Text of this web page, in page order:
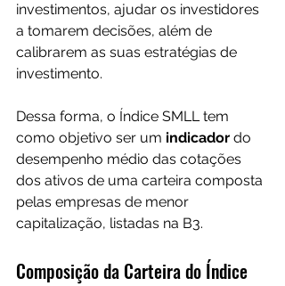
investimentos, ajudar os investidores
a tomarem decisões, além de
calibrarem as suas estratégias de
investimento.
Dessa forma, o Índice SMLL tem
como objetivo ser um indicador do
desempenho médio das cotações
dos ativos de uma carteira composta
pelas empresas de menor
capitalização, listadas na B3.
Composição da Carteira do Índice